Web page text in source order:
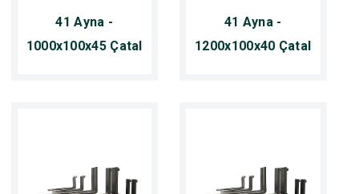
41 Ayna -
1000x100x45 Çatal
41 Ayna -
1200x100x40 Çatal